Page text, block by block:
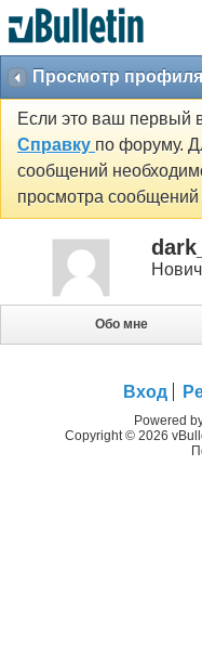
Просмотр
Если это ваш первый
Справку по форуму.
сообщений
просмотра
Обо мне
Вход
Powered
Copyright © 2026